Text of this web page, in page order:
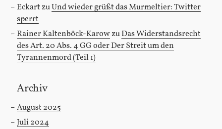
Eckart zuUnd wieder grüßt das Murmeltier: Twitter
sperrt
Rainer Kaltenböck-KarowzuDas Widerstandsrecht
des Art. 20 Abs. 4 GG oder Der Streit um den
Tyrannenmord (Teil 1)
Archiv
August 2025
Juli 2024